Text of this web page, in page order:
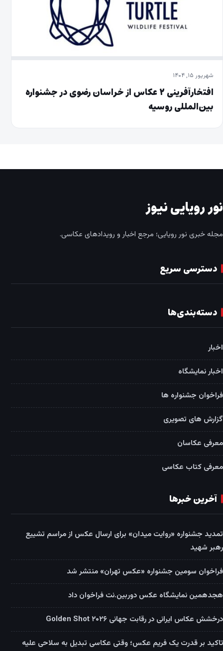
شهریور ۱۵, ۱۴۰۴
افتخارآفرینی ۲ عکاس از خراسان رضوی در جشنواره
بین‌المللی روسیه
نور رویایی نیوز
مجله خبری نور رویایی؛ مرجع اخبار و رویدادهای عکاسی.
دسترسی سریع
دسته‌بندی‌ها
اخبار
اخبار نمایشگاه
فراخوان جشنواره ها
گزارش های تصویری
معرفی عکاسان
معرفی کتاب عکاسی
آخرین خبرها
تمدید جشنواره «روایت میدان» برای ارسال عکس از مراسم تشییع
رهبر شهید
فراخوان سومین جشنواره «عکس تهران» منتشر شد
هجدهمین نمایشگاه عکس دوربین.نت فراخوان داد
درخشش عکاس ایرانی در رقابت جهانی Golden Shot ۲۰۲۶
تاکید بر قدرت یک فریم عکس؛ وقتی عکاسی تبدیل به سلاحی علیه